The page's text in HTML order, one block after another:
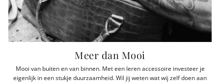
Meer dan Mooi
Mooi van buiten en van binnen. Met een leren accessoire investeer je
eigenlijk in een stukje duurzaamheid. Wil jij weten wat wij zelf doen aan